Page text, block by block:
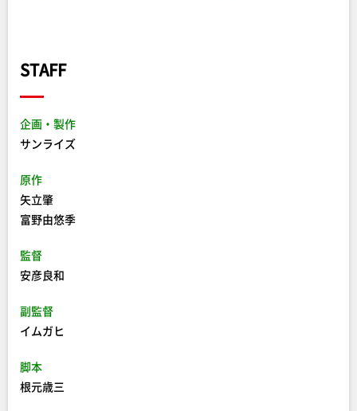
STAFF
企画・製作
サンライズ
原作
矢立肇
富野由悠季
監督
安彦良和
副監督
イムガヒ
脚本
根元歳三